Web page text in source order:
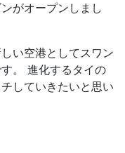
がオープンしまし
い空港としてスワン
。 進化するタイの
していきたいと思い